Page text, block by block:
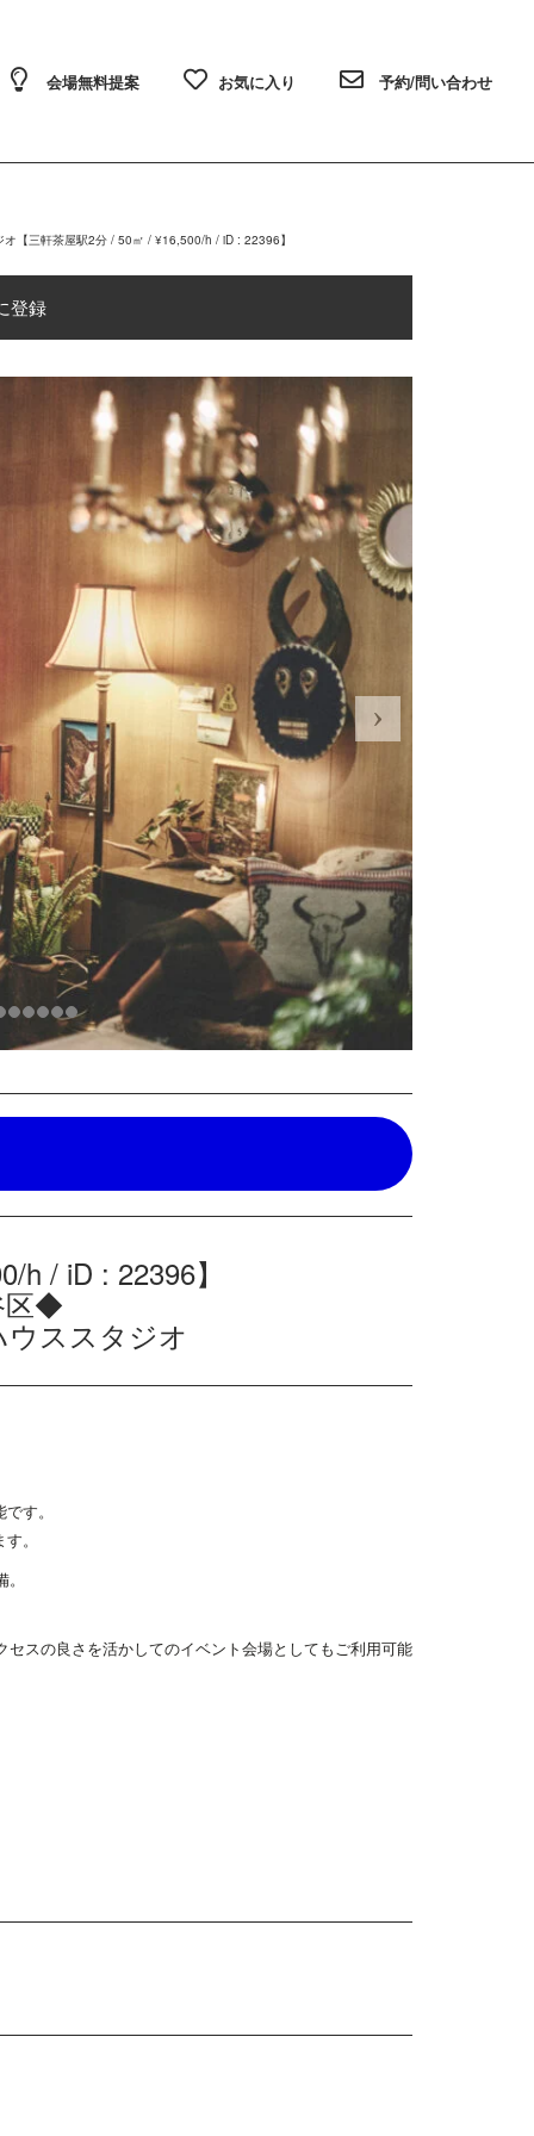
会場無料提案 お気に入り 予約/問い合わせ
【三軒茶屋駅2分 / 50㎡ / ¥16,500/h / iD : 22396】
登録
h / iD : 22396】
区◆
ススタジオ
す。
。
スの良さを活かしてのイベント会場としてもご利用可能